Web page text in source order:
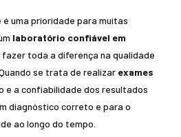
é uma prioridade para muitas
laboratório confiável em
toda a diferença na qualidade
se trata de realizar exames
e a confiabilidade dos resultados
diagnóstico correto e para o
ao longo do tempo.